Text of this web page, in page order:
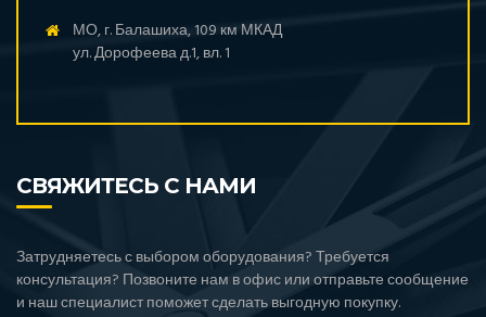
МО, г. Балашиха, 109 км МКАД
ул. Дорофеева д.1, вл. 1
СВЯЖИТЕСЬ С НАМИ
Затрудняетесь с выбором оборудования? Требуется
консультация? Позвоните нам в офис или отправьте сообщение
и наш специалист поможет сделать выгодную покупку.